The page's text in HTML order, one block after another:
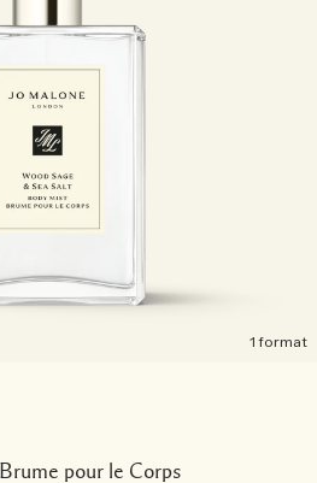
1 format
pour le Corps